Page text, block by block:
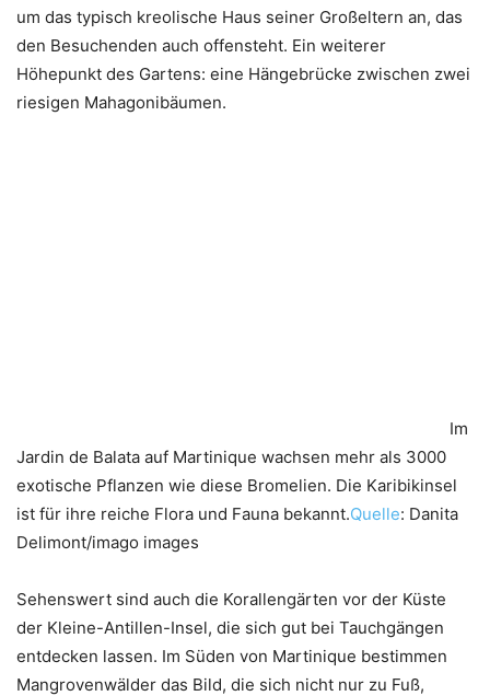
um das typisch kreolische Haus seiner Großeltern an, das
den Besuchenden auch offensteht. Ein weiterer
Höhepunkt des Gartens: eine Hängebrücke zwischen zwei
riesigen Mahagonibäumen.
Im
Jardin de Balata auf Martinique wachsen mehr als 3000
exotische Pflanzen wie diese Bromelien. Die Karibikinsel
ist für ihre reiche Flora und Fauna bekannt.Quelle: Danita
Delimont/imago images
Sehenswert sind auch die Korallengärten vor der Küste
der Kleine-Antillen-Insel, die sich gut bei Tauchgängen
entdecken lassen. Im Süden von Martinique bestimmen
Mangrovenwälder das Bild, die sich nicht nur zu Fuß,